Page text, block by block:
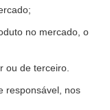
no mercado, o
ou de terceiro.
responsável, nos